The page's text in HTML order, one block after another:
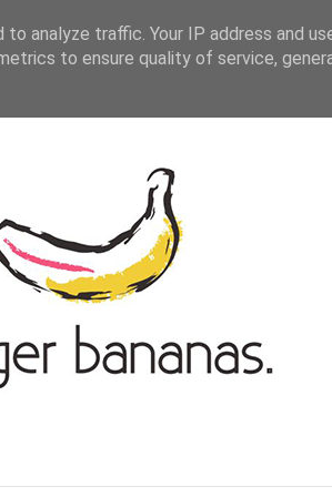
KONTAKT
analyze traffic. Your IP address and
to ensure quality of service,